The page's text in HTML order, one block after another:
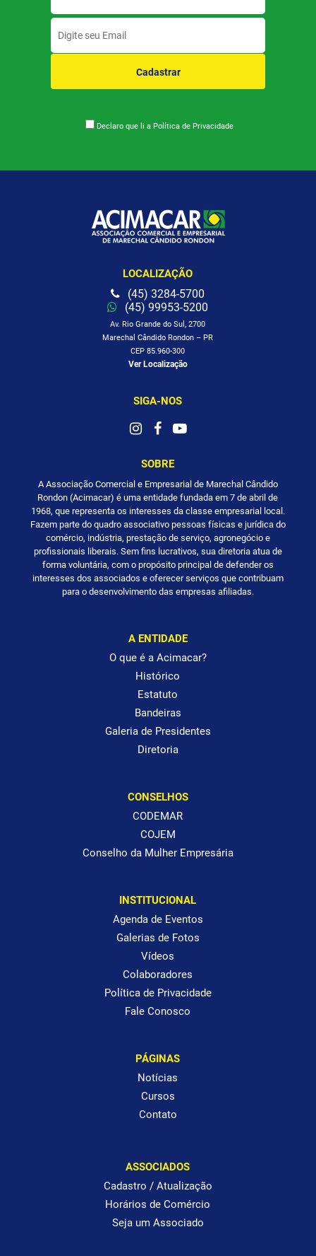
Cadastrar
Declaro que li a Política de Privacidade
LOCALIZAÇÃO
(45) 3284-5700
(45) 99953-5200
Av. Rio Grande do Sul, 2700
Marechal Cândido Rondon – PR
CEP 85.960-300
Ver Localização
SIGA-NOS
SOBRE
A Associação Comercial e Empresarial de Marechal Cândido
Rondon (Acimacar) é uma entidade fundada em 7 de abril de
1968, que representa os interesses da classe empresarial local.
Fazem parte do quadro associativo pessoas físicas e jurídica do
comércio, indústria, prestação de serviço, agronegócio e
profissionais liberais. Sem fins lucrativos, sua diretoria atua de
forma voluntária, com o propósito principal de defender os
interesses dos associados e oferecer serviços que contribuam
para o desenvolvimento das empresas afiliadas.
A ENTIDADE
O que é a Acimacar?
Histórico
Estatuto
Bandeiras
Galeria de Presidentes
Diretoria
CONSELHOS
CODEMAR
COJEM
Conselho da Mulher Empresária
INSTITUCIONAL
Agenda de Eventos
Galerias de Fotos
Vídeos
Colaboradores
Política de Privacidade
Fale Conosco
PÁGINAS
Notícias
Cursos
Contato
ASSOCIADOS
Cadastro / Atualização
Horários de Comércio
Seja um Associado